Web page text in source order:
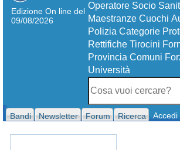
Edizione On line del
09/08/2026
Operatore Socio
Maestranze Cuochi
Polizia Categorie
Rettifiche Tirocini
Provincia Comuni
Università
Bandi Newsletter Forum Ricerca Accedi